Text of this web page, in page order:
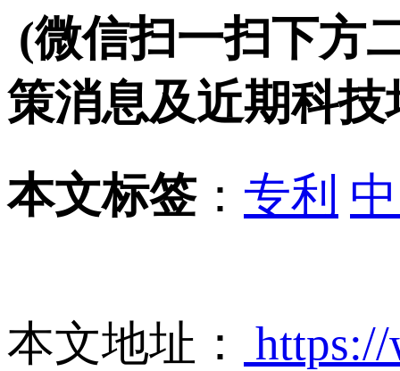
(微信扫一扫下方
策消息及近期科
本文标签： 专利
本文地址：